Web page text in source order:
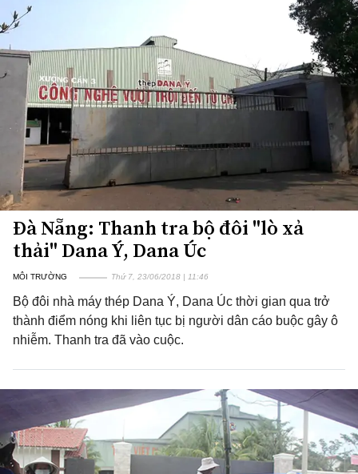
Đà Nẵng: Thanh tra bộ đôi "lò xả
thải" Dana Ý, Dana Úc
MÔI TRƯỜNG Thứ 7, 23/06/2018 | 11:46
Bộ đôi nhà máy thép Dana Ý, Dana Úc thời gian qua trở
thành điểm nóng khi liên tục bị người dân cáo buộc gây ô
nhiễm. Thanh tra đã vào cuộc.